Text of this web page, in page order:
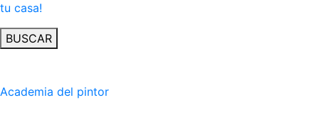
tu casa!
BUSCAR
Academia del pintor